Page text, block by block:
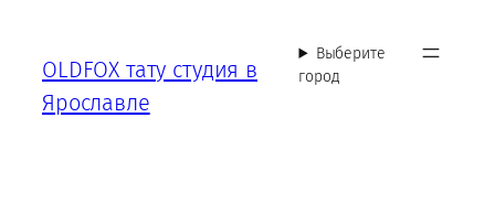
содержимому
OLDFOX тату студия в
Ярославле
Выберите
город